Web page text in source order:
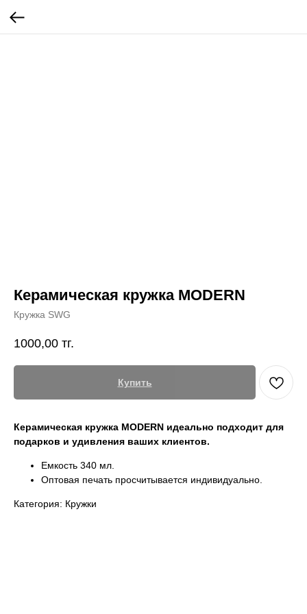
Керамическая кружка MODERN
Кружка SWG
1000,00 тг.
Купить
Керамическая кружка MODERN идеально подходит для
подарков и удивления ваших клиентов.
Емкость 340 мл.
Оптовая печать просчитывается индивидуально.
Категория: Кружки